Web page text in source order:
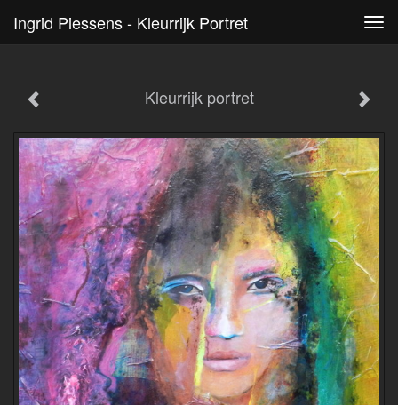
Ingrid Piessens - Kleurrijk Portret
Kleurrijk portret